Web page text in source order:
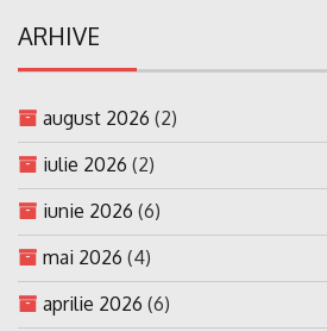
ARHIVE
august 2026 (2)
iulie 2026 (2)
iunie 2026 (6)
mai 2026 (4)
aprilie 2026 (6)